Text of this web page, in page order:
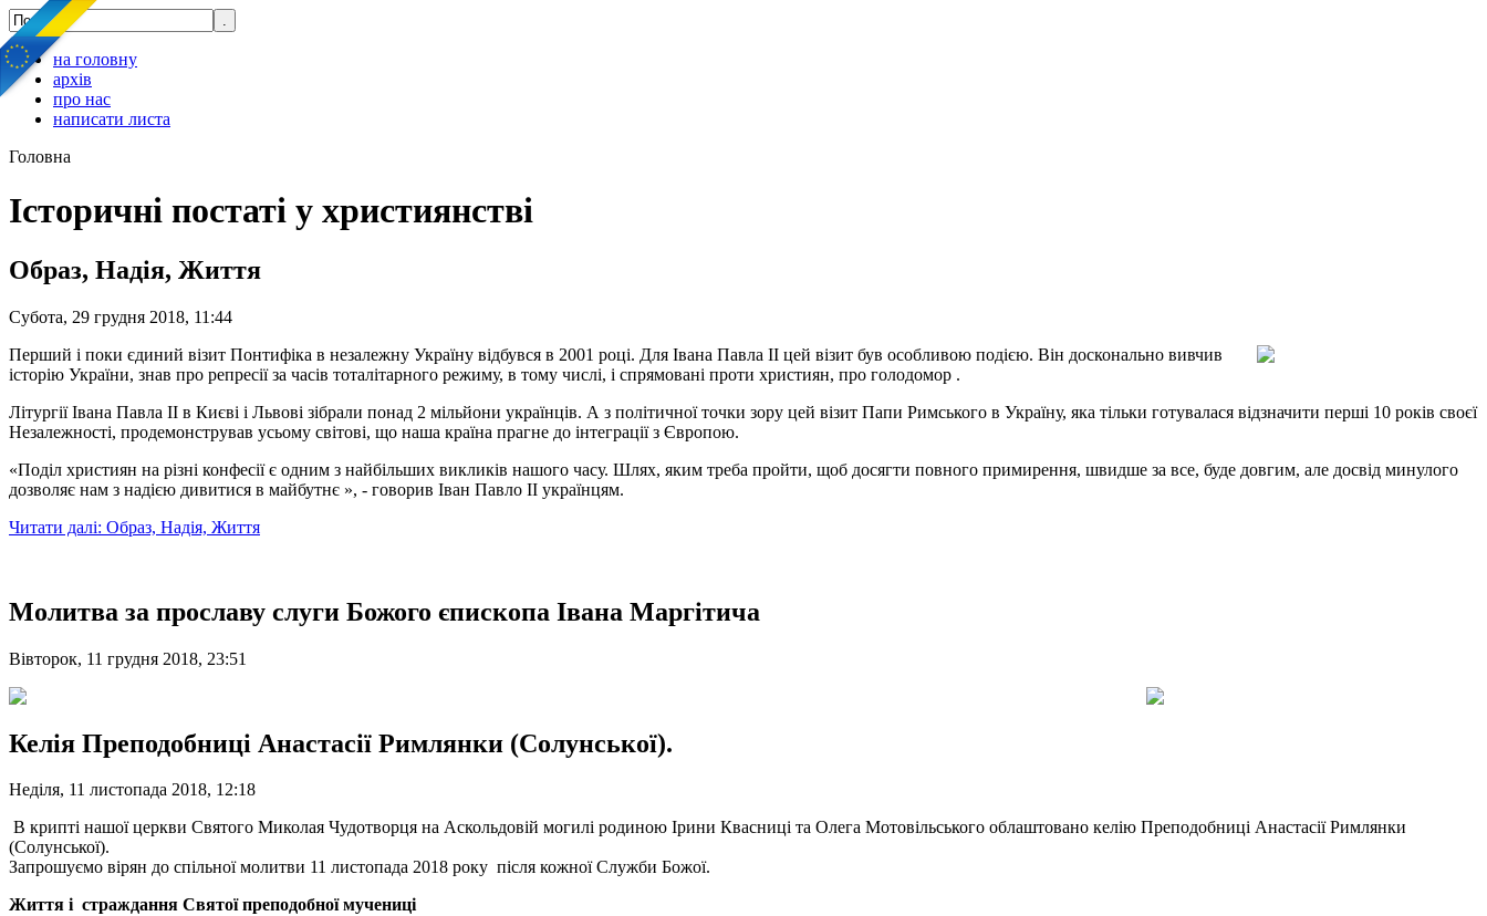
на головну
архів
про нас
написати листа
Головна
Історичні постаті у християнстві
Образ, Надія, Життя
Субота, 29 грудня 2018, 11:44
Перший і поки єдиний візит Понтифіка в незалежну Україну відбувся в 2001 році. Для Івана Павла II цей візит був особливою подією. Він досконально вивчив
історію України, знав про репресії за часів тоталітарного режиму, в тому числі, і спрямовані проти християн, про голодомор .
Літургії Івана Павла II в Києві і Львові зібрали понад 2 мільйони українців. А з політичної точки зору цей візит Папи Римського в Україну, яка тільки готувалася відзначити перші 10 років своєї
Незалежності, продемонстрував усьому світові, що наша країна прагне до інтеграції з Європою.
«Поділ християн на різні конфесії є одним з найбільших викликів нашого часу. Шлях, яким треба пройти, щоб досягти повного примирення, швидше за все, буде довгим, але досвід минулого
дозволяє нам з надією дивитися в майбутнє », - говорив Іван Павло II українцям.
Читати далі: Образ, Надія, Життя
Молитва за прославу слуги Божого єпископа Івана Маргітича
Вівторок, 11 грудня 2018, 23:51
Келія Преподобниці Анастасії Римлянки (Солунської).
Неділя, 11 листопада 2018, 12:18
В крипті нашої церкви Святого Миколая Чудотворця на Аскольдовій могилі родиною Ірини Квасниці та Олега Мотовільського облаштовано келію Преподобниці Анастасії Римлянки
(Солунської).
Запрошуємо вірян до спільної молитви 11 листопада 2018 року після кожної Служби Божої.
Життя і страждання Святоїпреподобної мучениці